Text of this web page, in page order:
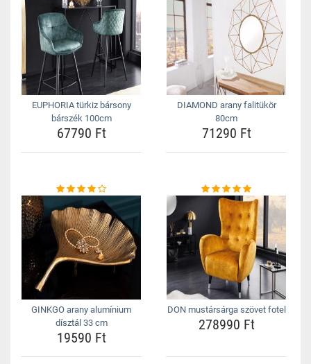
EUPHORIA türkiz bársony
bárszék 100cm
67790 Ft
DIAMOND arany falitükör
80cm
71290 Ft
GINKGO arany alumínium
dísztál 33 cm
19590 Ft
DON mustársárga szövet fotel
278990 Ft